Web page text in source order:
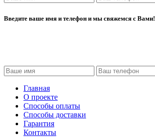
Введите ваше имя и телефон и мы свяжемся с Вами!
Главная
О проекте
Способы оплаты
Способы доставки
Гарантия
Контакты